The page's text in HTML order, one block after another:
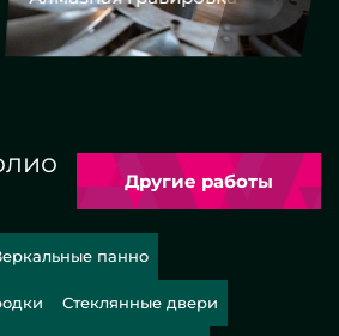
Другие работы
панно
Стеклянные двери